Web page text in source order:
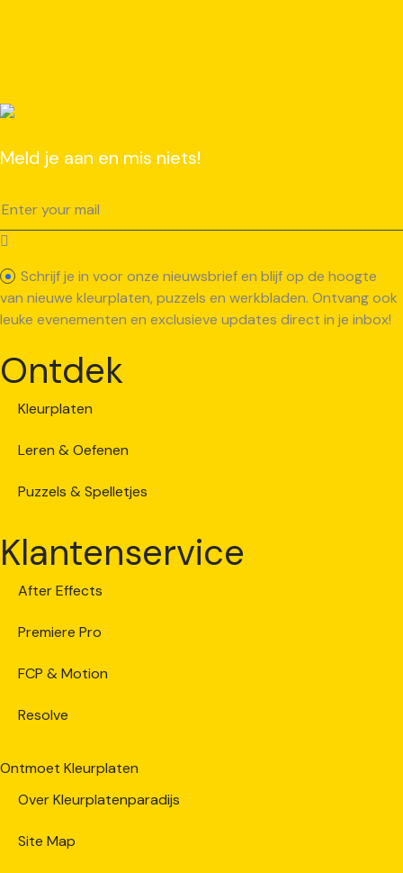
Meld je aan en mis niets!
Schrijf je in voor onze nieuwsbrief en blijf op de hoogte
van nieuwe kleurplaten, puzzels en werkbladen. Ontvang ook
leuke evenementen en exclusieve updates direct in je inbox!
Ontdek
Kleurplaten
Leren & Oefenen
Puzzels & Spelletjes
Klantenservice
After Effects
Premiere Pro
FCP & Motion
Resolve
Ontmoet Kleurplaten
Over Kleurplatenparadijs
Site Map